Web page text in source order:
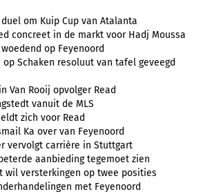
om Kuip Cup van Atalanta
concreet in de markt voor Hadj Moussa
op Feyenoord
Schaken resoluut van tafel geveegd
Van Rooij opvolger Read
vanuit de MLS
zich voor Read
Ka over van Feyenoord
vervolgt carrière in Stuttgart
aanbieding tegemoet zien
wil versterkingen op twee posities
met Feyenoord